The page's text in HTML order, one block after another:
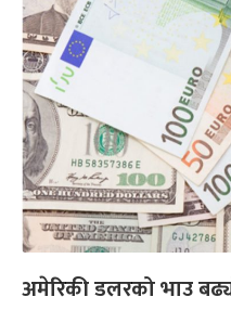
अमेरिकी डलरको भाउ